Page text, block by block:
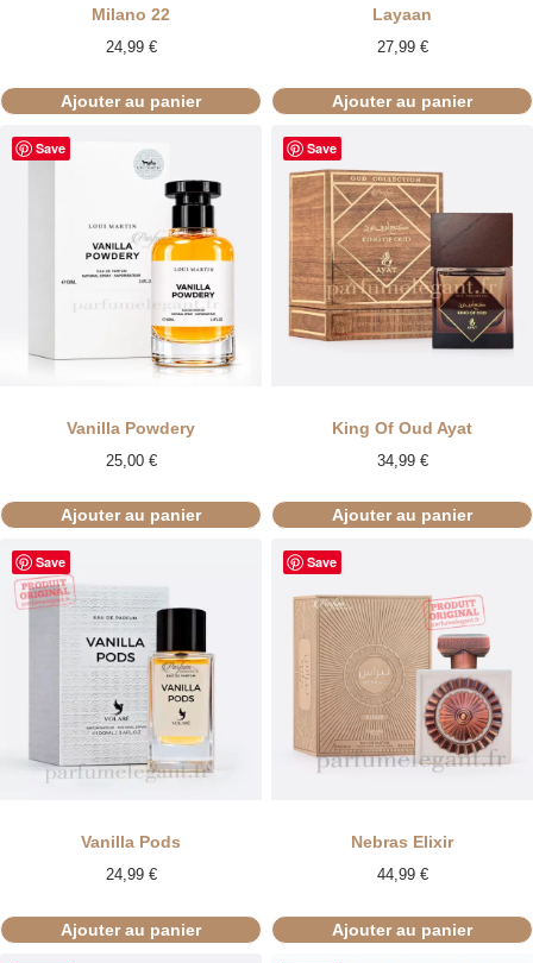
Milano 22
24,99 €
Ajouter au panier
Layaan
27,99 €
Ajouter au panier
Save
Vanilla Powdery
25,00 €
Ajouter au panier
Save
King Of Oud Ayat
34,99 €
Ajouter au panier
Save
Vanilla Pods
24,99 €
Ajouter au panier
Save
Nebras Elixir
44,99 €
Ajouter au panier